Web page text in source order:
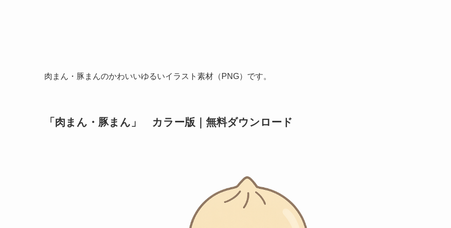
肉まん・豚まんのかわいいゆるいイラスト素材（PNG）です。
「肉まん・豚まん」 カラー版｜無料ダウンロード